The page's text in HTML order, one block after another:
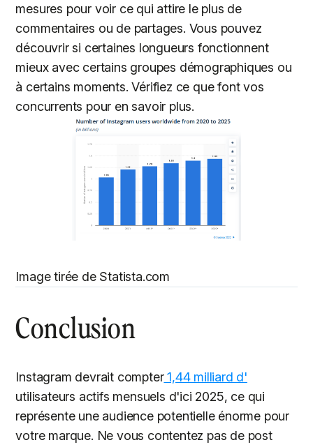
mesures pour voir ce qui attire le plus de
commentaires ou de partages. Vous pouvez
découvrir si certaines longueurs fonctionnent
mieux avec certains groupes démographiques ou
à certains moments. Vérifiez ce que font vos
concurrents pour en savoir plus.
Image tirée de Statista.com
Conclusion
Instagram devrait compter1,44 milliard d'
utilisateurs actifs mensuels d'ici 2025, ce qui
représente une audience potentielle énorme pour
votre marque. Ne vous contentez pas de post